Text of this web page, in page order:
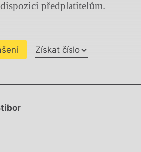
předplatitelům.
Získat číslo